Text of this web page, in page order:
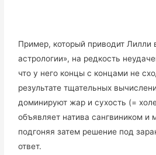
Пример, который приводит Лилли
астрологии», на редкость
что у него концы с концами не
результате тщательных
доминируют жар и сухость (=
объявляет натива сангвиником и
подгоняя затем решение под
ответ.